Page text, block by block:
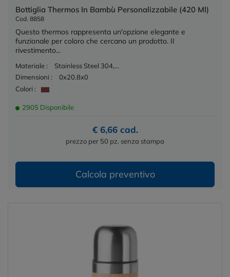
Bottiglia Thermos In Bambù Personalizzabile (420 Ml)
Cod. 8858
Questo thermos rappresenta un'opzione elegante e
funzionale per coloro che cercano un prodotto. Il
rivestimento...
Materiale :
Stainless Steel 304,...
Dimensioni :
0x20.8x0
Colori :
2905 Disponibile
€ 6,66 cad.
prezzo per 50 pz. senza stampa
Calcola preventivo